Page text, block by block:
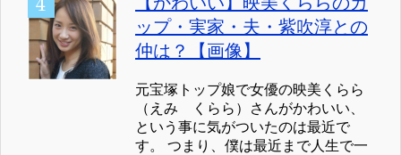
ップ・実家・夫・紫吹淳との
仲は？【画像】
元宝塚トップ娘で女優の映美くらら
（えみ くらら）さんがかわいい、
という事に気がついたのは最近で
す。 つまり、僕は最近まで人生で一